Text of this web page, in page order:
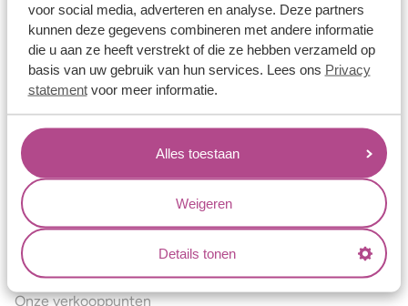
voor social media, adverteren en analyse. Deze partners
kunnen deze gegevens combineren met andere informatie
die u aan ze heeft verstrekt of die ze hebben verzameld op
basis van uw gebruik van hun services. Lees ons Privacy
statementvoor meer informatie.
Alles toestaan
Weigeren
Details tonen
Aller Spanninga
Historie
Certificaten
Blogs
Jouw voordelen
Conflictvrije Materialen
Oneindig veel mogelijkheden
Kwaliteit
Juweliers & Contact
Onze verkooppunten